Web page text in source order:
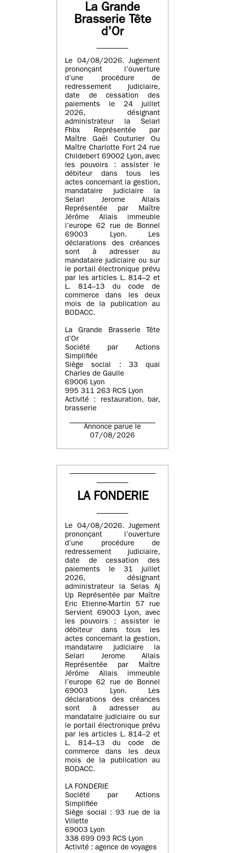
La Grande
Brasserie Tête
d'Or
Le 04/08/2026. Jugement
prononçant l’ouverture
d’une procédure de
redressement judiciaire,
date de cessation des
paiements le 24 juillet
2026, désignant
administrateur la Selarl
Fhbx Représentée par
Maître Gaël Couturier Ou
Maître Charlotte Fort 24 rue
Childebert 69002 Lyon, avec
les pouvoirs : assister le
débiteur dans tous les
actes concernant la gestion,
mandataire judiciaire la
Selarl Jerome Allais
Représentée par Maître
Jérôme Allais immeuble
l’europe 62 rue de Bonnel
69003 Lyon. Les
déclarations des créances
sont à adresser au
mandataire judiciaire ou sur
le portail électronique prévu
par les articles L. 814–2 et
L. 814–13 du code de
commerce dans les deux
mois de la publication au
BODACC.
La Grande Brasserie Tête
d’Or
Société par Actions
Simplifiée
Siège social : 33 quai
Charles de Gaulle
69006 Lyon
995 311 263 RCS Lyon
Activité : restauration, bar,
brasserie
Annonce parue le
07/08/2026
LA FONDERIE
Le 04/08/2026. Jugement
prononçant l’ouverture
d’une procédure de
redressement judiciaire,
date de cessation des
paiements le 31 juillet
2026, désignant
administrateur la Selas Aj
Up Représentée par Maître
Eric Etienne-Martin 57 rue
Servient 69003 Lyon, avec
les pouvoirs : assister le
débiteur dans tous les
actes concernant la gestion,
mandataire judiciaire la
Selarl Jerome Allais
Représentée par Maître
Jérôme Allais immeuble
l’europe 62 rue de Bonnel
69003 Lyon. Les
déclarations des créances
sont à adresser au
mandataire judiciaire ou sur
le portail électronique prévu
par les articles L. 814–2 et
L. 814–13 du code de
commerce dans les deux
mois de la publication au
BODACC.
LA FONDERIE
Société par Actions
Simplifiée
Siège social : 93 rue de la
Villette
69003 Lyon
338 699 093 RCS Lyon
Activité : agence de voyages